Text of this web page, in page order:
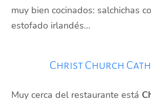
muy bien cocinados: salchichas
estofado irlandés…
Christ Church
Muy cerca del restaurante está